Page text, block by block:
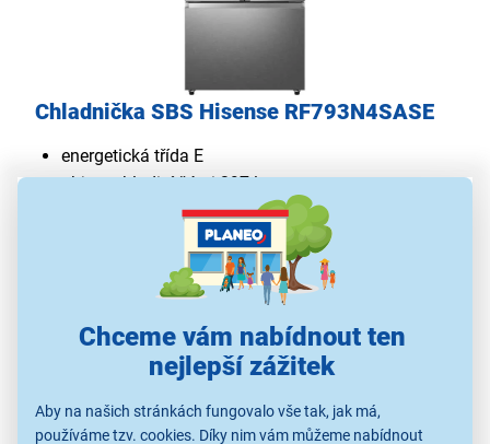
Chceme vám nabídnout ten
nejlepší zážitek
Aby na našich stránkách fungovalo vše tak, jak má,
používáme tzv. cookies. Díky nim vám můžeme nabídnout
Chladnička SBS Hisense RF793N4SASE
energetická třída E
objem chladicí části 397 l
objem mrazicí části 215 l
funkce Multiflow 360°
technologie No Frost Plus
hlučnost 37 dB
výška 178,5 cm